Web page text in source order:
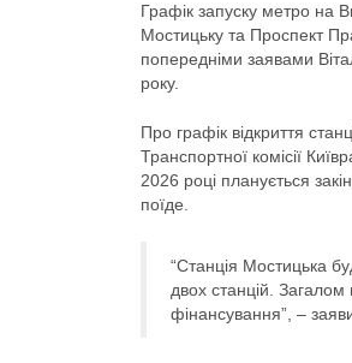
Графік запуску метро на
Мостицьку та Проспект
попередніми заявами
року.
Про графік відкриття
Транспортної комісії
2026 році планується
поїде.
“Станція Мостицька
двох станцій.
фінансування”, –